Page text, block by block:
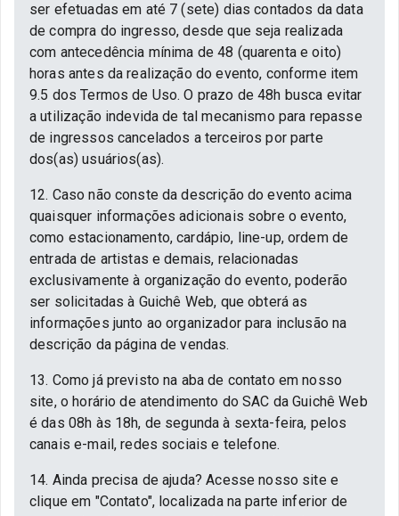
ser efetuadas em até 7 (sete) dias contados da data
de compra do ingresso, desde que seja realizada
com antecedência mínima de 48 (quarenta e oito)
horas antes da realização do evento, conforme item
9.5 dos Termos de Uso. O prazo de 48h busca evitar
a utilização indevida de tal mecanismo para repasse
de ingressos cancelados a terceiros por parte
dos(as) usuários(as).
12. Caso não conste da descrição do evento acima
quaisquer informações adicionais sobre o evento,
como estacionamento, cardápio, line-up, ordem de
entrada de artistas e demais, relacionadas
exclusivamente à organização do evento, poderão
ser solicitadas à Guichê Web, que obterá as
informações junto ao organizador para inclusão na
descrição da página de vendas.
13. Como já previsto na aba de contato em nosso
site, o horário de atendimento do SAC da Guichê Web
é das 08h às 18h, de segunda à sexta-feira, pelos
canais e-mail, redes sociais e telefone.
14. Ainda precisa de ajuda? Acesse nosso site e
clique em "Contato", localizada na parte inferior de